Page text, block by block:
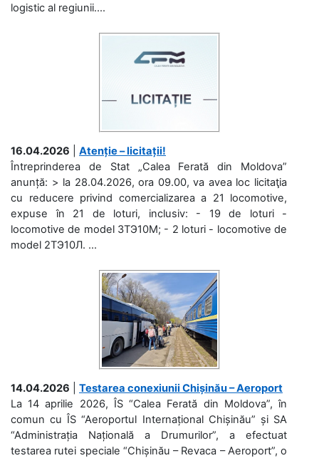
logistic al regiunii....
16.04.2026
Atenție – licitații!
Întreprinderea de Stat „Calea Ferată din Moldova”
anunță: > la 28.04.2026, ora 09.00, va avea loc licitaţia
cu reducere privind comercializarea a 21 locomotive,
expuse în 21 de loturi, inclusiv: - 19 de loturi -
locomotive de model 3ТЭ10М; - 2 loturi - locomotive de
model 2ТЭ10Л. ...
14.04.2026
Testarea conexiunii Chișinău – Aeroport
La 14 aprilie 2026, ÎS “Calea Ferată din Moldova”, în
comun cu ÎS “Aeroportul Internațional Chișinău” și SA
“Administrația Națională a Drumurilor”, a efectuat
testarea rutei speciale “Chișinău – Revaca – Aeroport”, o